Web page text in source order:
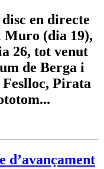
en directe
Muro (dia 19),
26, tot venut
de Berga i
Feslloc, Pirata
d’avançament